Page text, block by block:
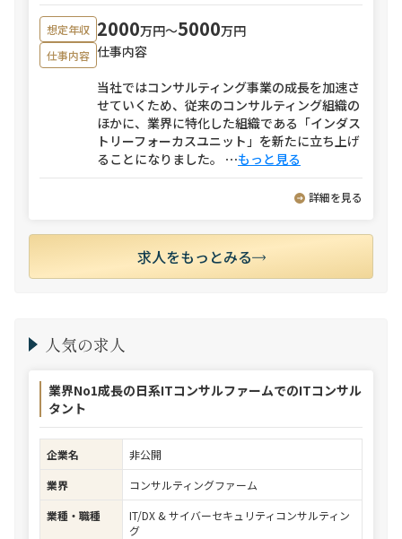
想定年収 2000万円〜5000万円
仕事内容 仕事内容
当社ではコンサルティング事業の成長を加速さ
せていくため、従来のコンサルティング組織の
ほかに、業界に特化した組織である「インダス
トリーフォーカスユニット」を新たに立ち上げ
ることになりました。 ⋯もっと見る
詳細を見る
求人をもっとみる
人気の求人
業界No1成長の日系ITコンサルファームでのITコンサル
タント
企業名
非公開
業界
コンサルティングファーム
業種・職種
IT/DX & サイバーセキュリティコンサルティン
グ